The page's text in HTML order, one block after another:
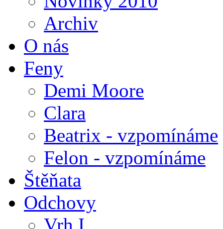
Archiv
O nás
Feny
Demi Moore
Clara
Beatrix - vzpomínáme
Felon - vzpomínáme
Štěňata
Odchovy
Vrh I